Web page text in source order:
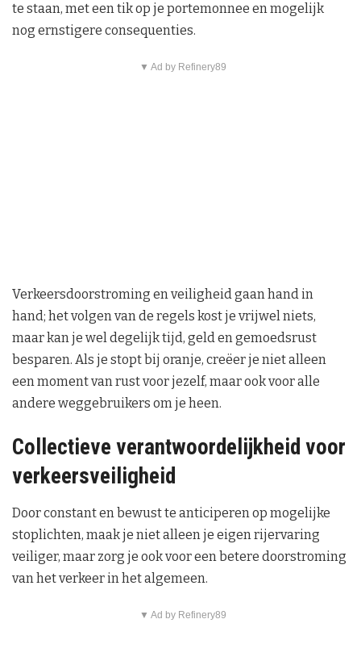
te staan, met een tik op je portemonnee en mogelijk
nog ernstigere consequenties.
▼ Ad by Refinery89
Verkeersdoorstroming en veiligheid gaan hand in
hand; het volgen van de regels kost je vrijwel niets,
maar kan je wel degelijk tijd, geld en gemoedsrust
besparen. Als je stopt bij oranje, creëer je niet alleen
een moment van rust voor jezelf, maar ook voor alle
andere weggebruikers om je heen.
Collectieve verantwoordelijkheid voor
verkeersveiligheid
Door constant en bewust te anticiperen op mogelijke
stoplichten, maak je niet alleen je eigen rijervaring
veiliger, maar zorg je ook voor een betere doorstroming
van het verkeer in het algemeen.
▼ Ad by Refinery89